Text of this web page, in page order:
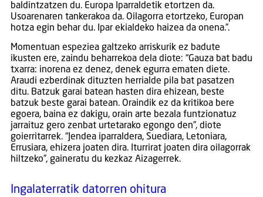
baldintzatzen du. Europa Iparraldetik etortzen da.
Usoarenaren tankerakoa da. Oilagorra etortzeko, Europan
hotza egin behar du. Ipar ekialdeko haizea da onena.”.
Momentuan espeziea galtzeko arriskurik ez badute
ikusten ere, zaindu beharrekoa dela diote: “Gauza bat badu
txarra: inorena ez denez, denek egurra ematen diete.
Araudi ezberdinak dituzten herrialde pila bat pasatzen
ditu. Batzuk garai batean hasten dira ehizean, beste
batzuk beste garai batean. Oraindik ez da kritikoa bere
egoera, baina ez dakigu, orain arte bezala funtzionatuz
jarraituz gero zenbat urtetarako egongo den”, diote
goierritarrek. “Jendea iparraldera, Suediara, Letoniara,
Errusiara, ehizera joaten dira. Iturrirat joaten dira oilagorrak
hiltzeko”, gaineratu du kezkaz Aizagerrek.
Ingalaterratik datorren ohitura